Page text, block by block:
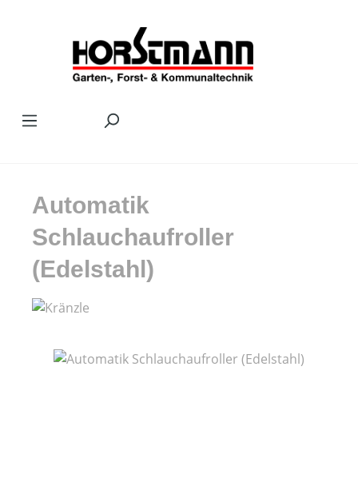
Automatik
Schlauchaufroller
(Edelstahl)
Bildergalerie überspringen